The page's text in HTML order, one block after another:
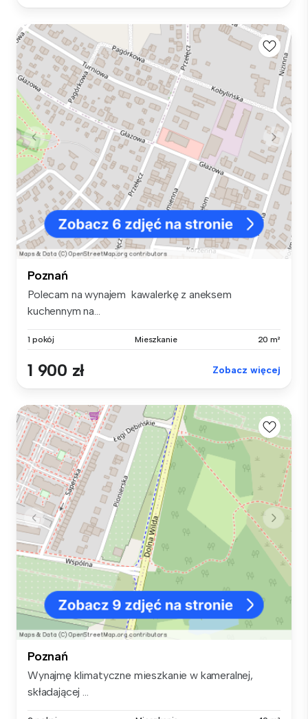
Poznań
Polecam na wynajem kawalerkę z aneksem
kuchennym na...
1 pokój Mieszkanie 20 m²
1 900 zł Zobacz więcej
Poznań
Wynajmę klimatyczne mieszkanie w kameralnej,
składającej ...